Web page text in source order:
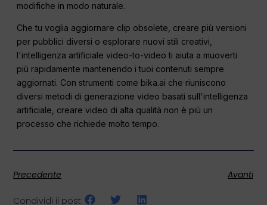
modifiche in modo naturale.
Che tu voglia aggiornare clip obsolete, creare più versioni
per pubblici diversi o esplorare nuovi stili creativi,
l'intelligenza artificiale video-to-video ti aiuta a muoverti
più rapidamente mantenendo i tuoi contenuti sempre
aggiornati. Con strumenti come bika.ai che riuniscono
diversi metodi di generazione video basati sull'intelligenza
artificiale, creare video di alta qualità non è più un
processo che richiede molto tempo.
Precedente Avanti
Condividi il post: